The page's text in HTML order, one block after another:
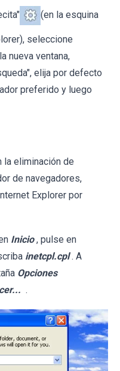
(en la esquina
seleccione
nueva ventana,
elija por defecto
preferido y luego
la eliminación de
de navegadores,
Explorer por
Inicio , pulse en
inetcpl.cpl . A
Opciones
.